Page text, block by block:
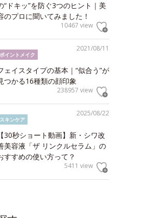
“ドキッ”を防ぐ3つのヒント｜美
のプロに聞いてみました！
10467 view
2021/08/11
ポイントメイク
ェイスタイプの基本｜“似合う”が
つかる16種類の顔印象
238957 view
2025/08/22
スキンケア
【30秒ショート動画】新・シワ改
美容液「ザ リンクルセラム」の
すすめの使い方って？
5411 view